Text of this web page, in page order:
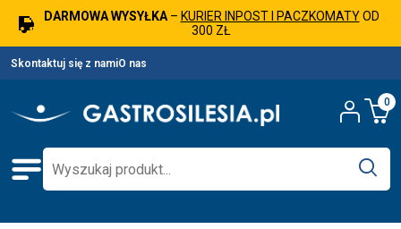
DARMOWA WYSYŁKA– KURIER INPOST I PACZKOMATYOD
300 ZŁ
Skontaktuj się z namiO nas
0